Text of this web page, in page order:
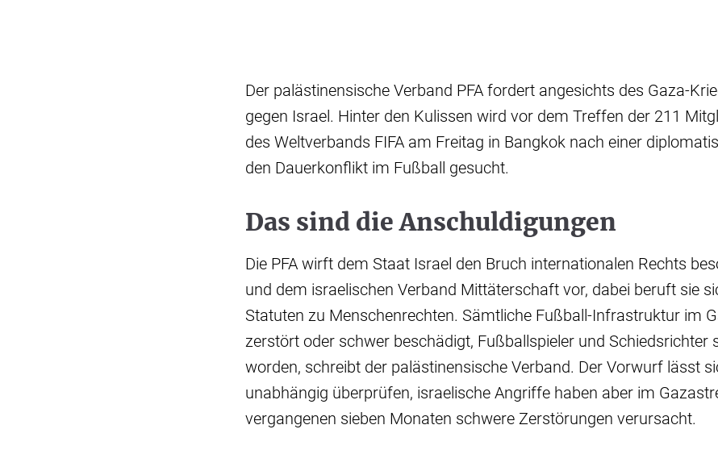
Der palästinensische Verband PFA fordert angesichts des Gaza-
gegen Israel. Hinter den Kulissen wird vor dem Treffen der 211
des Weltverbands FIFA am Freitag in Bangkok nach einer
den Dauerkonflikt im Fußball gesucht.
Das sind die Anschuldigungen
Die PFA wirft dem Staat Israel den Bruch internationalen Rechts
und dem israelischen Verband Mittäterschaft vor, dabei beruft sie
Statuten zu Menschenrechten. Sämtliche Fußball-Infrastruktur im
zerstört oder schwer beschädigt, Fußballspieler und Schiedsrichter
worden, schreibt der palästinensische Verband. Der Vorwurf lässt
unabhängig überprüfen, israelische Angriffe haben aber im
vergangenen sieben Monaten schwere Zerstörungen verursacht.